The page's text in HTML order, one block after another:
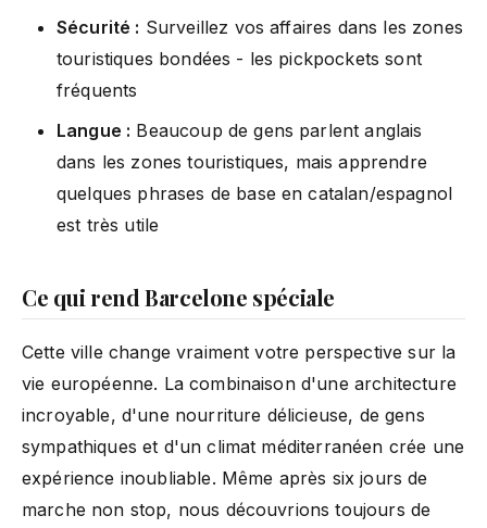
Sécurité : Surveillez vos affaires dans les zones
touristiques bondées - les pickpockets sont
fréquents
Langue : Beaucoup de gens parlent anglais
dans les zones touristiques, mais apprendre
quelques phrases de base en catalan/espagnol
est très utile
Ce qui rend Barcelone spéciale
Cette ville change vraiment votre perspective sur la
vie européenne. La combinaison d'une architecture
incroyable, d'une nourriture délicieuse, de gens
sympathiques et d'un climat méditerranéen crée une
expérience inoubliable. Même après six jours de
marche non stop, nous découvrions toujours de